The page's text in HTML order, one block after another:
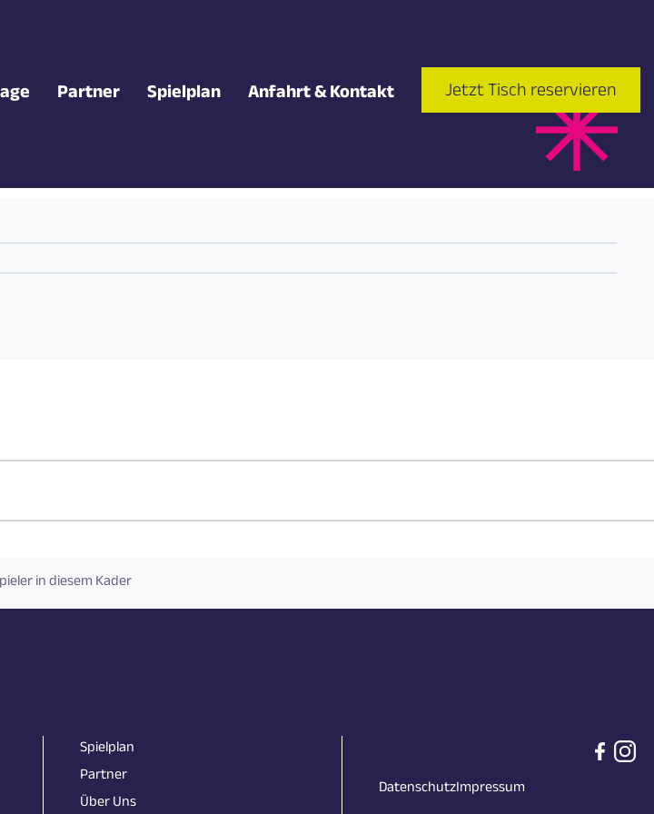
Partner Spielplan Anfahrt & Kontakt Jetzt Tisch reservieren
in diesem Kader
Spielplan
Partner
Über Uns
DatenschutzImpressum